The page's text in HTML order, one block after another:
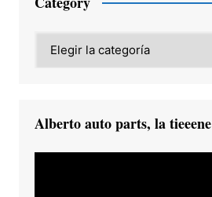
Alberto auto parts, la tieeene